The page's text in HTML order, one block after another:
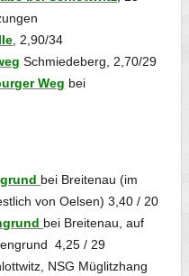
, 2,90/34
Schmiedeberg, 2,70/29
Weg bei
bei Breitenau (im
von Oelsen) 3,40 / 20
bei Breitenau, auf
4,25 / 29
NSG Müglitzhang